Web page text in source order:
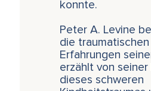
konnte.
Peter A. Levine
die traumatischen
Erfahrungen
erzählt von seiner
dieses schweren